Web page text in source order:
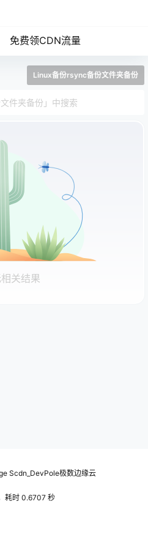
免费领CDN流量
Linux备份rsync备份文件夹备份
关结果
Scdn_DevPole极数边缘云
耗时 0.6707 秒